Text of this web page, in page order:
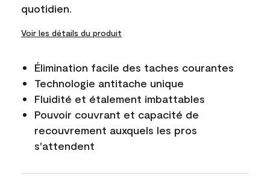
quotidien.
Voir les détails du produit
Élimination facile des taches courantes
Technologie antitache unique
Fluidité et étalement imbattables
Pouvoir couvrant et capacité de
recouvrement auxquels les pros
s'attendent